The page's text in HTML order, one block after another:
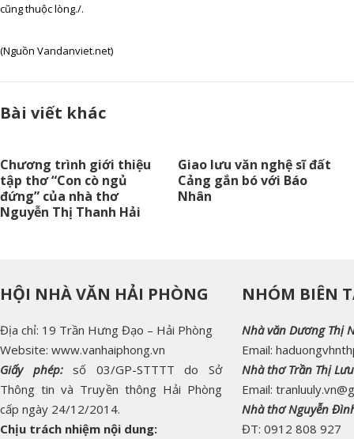
cũng thuộc lòng./.
(Nguồn Vandanviet.net)
Bài viết khác
Chương trình giới thiệu
tập thơ “Con cò ngủ
đứng” của nhà thơ
Nguyễn Thị Thanh Hải
Giao lưu văn nghệ sĩ đất
Cảng gắn bó với Báo
Nhân
HỘI NHÀ VĂN HẢI PHÒNG
Địa chỉ: 19 Trần Hưng Đạo – Hải Phòng
Website: www.vanhaiphong.vn
Giấy phép:
số 03/GP-STTTT do Sở
Thông tin và Truyền thông Hải Phòng
cấp ngày 24/12/2014.
Chịu trách nhiệm nội dung:
NHÓM BIÊN
Nhà văn Dương Thị
Email:
Nhà thơ Trần Thị
Email:
Nhà thơ Nguyễn
ĐT: 0912 808 927